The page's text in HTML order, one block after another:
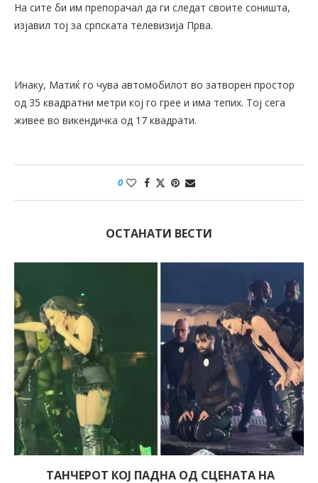
На сите би им препорачал да ги следат своите соништа,
изјавил тој за српската телевизија Прва.
Инаку, Матиќ го чува автомобилот во затворен простор
од 35 квадратни метри кој го грее и има тепих. Тој сега
живее во викендичка од 17 квадрати.
0
ОСТАНАТИ ВЕСТИ
ТАНЧЕРОТ КОЈ ПАДНА ОД СЦЕНАТА НА